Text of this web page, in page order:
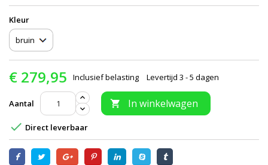
Kleur
€ 279,95 Inclusief belasting Levertijd 3 - 5 dagen
Aantal  In winkelwagen
 Direct leverbaar